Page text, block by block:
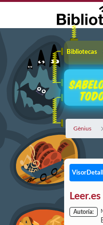
Bibliotecas
Gènius
Leer.es
Autoría: